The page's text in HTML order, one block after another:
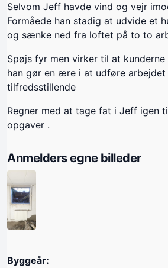
Selvom Jeff havde vind og vejr
Formåede han stadig at udvide et
og sænke ned fra loftet på to to
Spøjs fyr men virker til at
han gør en ære i at udføre
tilfredsstillende
Regner med at tage fat i Jeff igen
opgaver .
Anmelders egne billeder
Byggeår: